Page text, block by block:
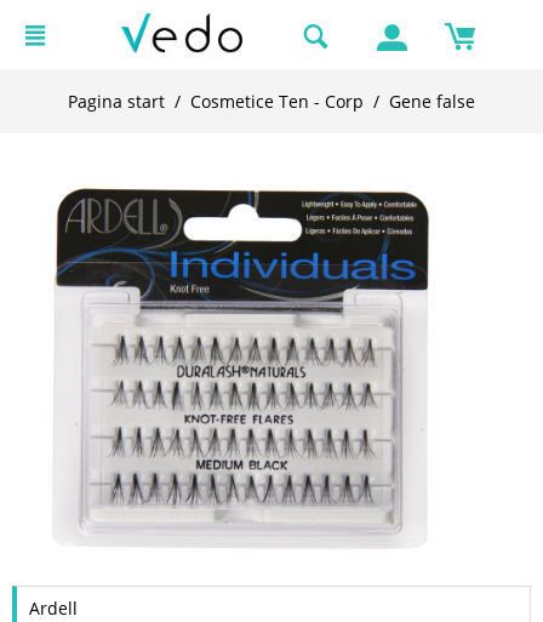
Pagina start / Cosmetice Ten - Corp / Gene false
Ardell